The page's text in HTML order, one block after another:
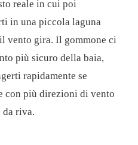
reale in cui poi
in una piccola laguna
vento gira. Il gommone ci
più sicuro della baia,
rapidamente se
con più direzioni di vento
da riva.